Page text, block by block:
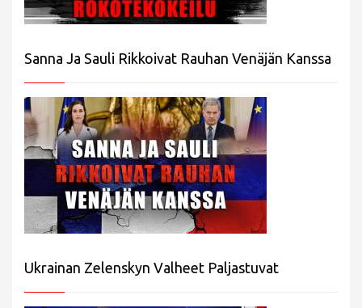
Sanna Ja Sauli Rikkoivat Rauhan Venäjän Kanssa
Ukrainan Zelenskyn Valheet Paljastuvat